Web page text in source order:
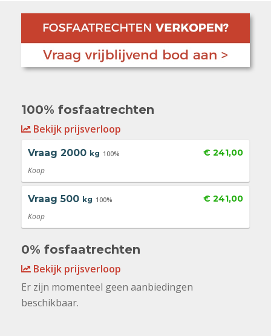
100% fosfaatrechten
Bekijk prijsverloop
Vraag 2000 kg 100% € 241,00
Koop
Vraag 500 kg 100% € 241,00
Koop
0% fosfaatrechten
Bekijk prijsverloop
Er zijn momenteel geen aanbiedingen
beschikbaar.